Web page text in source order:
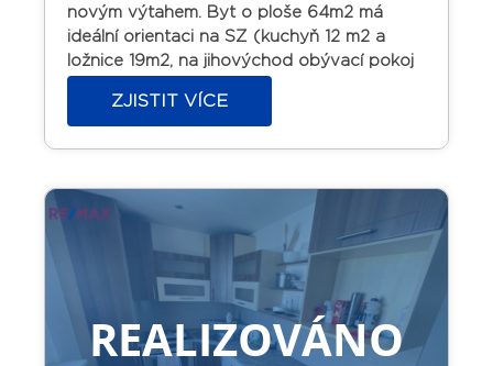
novým výtahem. Byt o ploše 64m2 má
ideální orientaci na SZ (kuchyň 12 m2 a
ložnice 19m2, na jihovýchod obývací pokoj
(20m2) s lodžií. Zděná koupelna s vanou,
WC samostatně. Nová kuchyňská linka
včetně spotřebičů. Plastová okna. Podlahy
investici.
Osobní vlastnictví s možností
financování hypotékou.
V místě veškerá
občanská vybavenost. Bezproblémové
ZJISTIT VÍCE
REALIZOVÁNO